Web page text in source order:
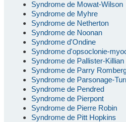
Syndrome de Mowat-Wilson
Syndrome de Myhre
Syndrome de Netherton
Syndrome de Noonan
Syndrome d'Ondine
Syndrome d'opsoclonie-
Syndrome de Pallister-Killian
Syndrome de Parry
Syndrome de Parsonage-
Syndrome de Pendred
Syndrome de Pierpont
Syndrome de Pierre Robin
Syndrome de Pitt Hopkins